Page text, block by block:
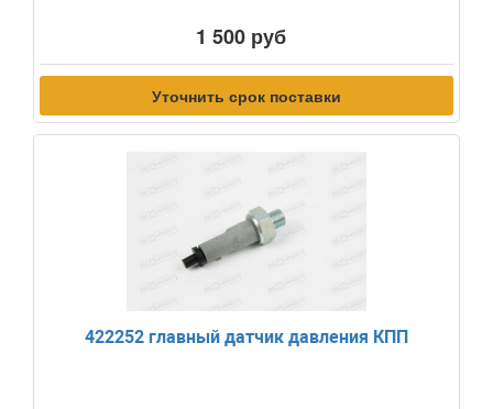
1 500 руб
Уточнить срок поставки
422252 главный датчик давления КПП